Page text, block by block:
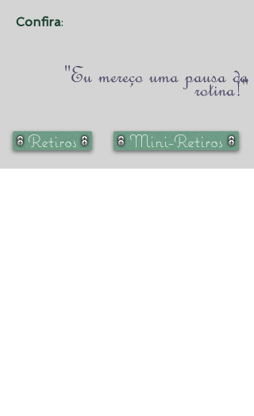
Confira:
"Eu mereço uma pausa da
rotina!"
Retiros Mini-Retiros